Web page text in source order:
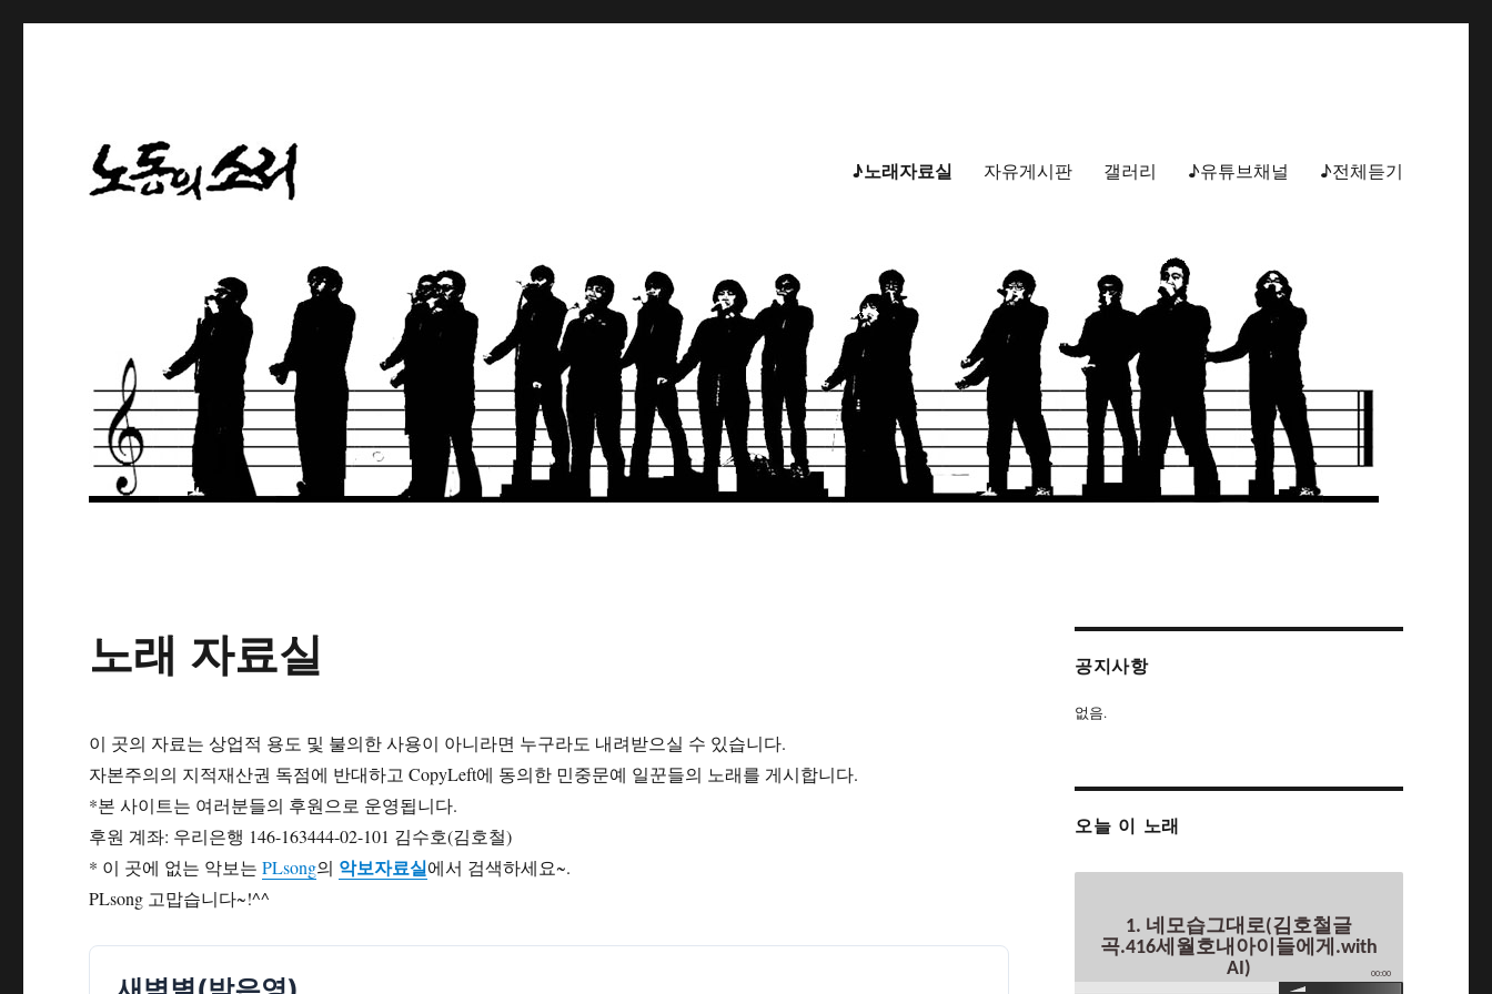
♪노래자료실 자유게시판 갤러리 ♪유튜브채널 ♪전체듣기
노래 자료실
이 곳의 자료는 상업적 용도 및 불의한 사용이 아니라면 누구라도 내려받으실 수 있습니다.
자본주의의 지적재산권 독점에 반대하고 CopyLeft에 동의한 민중문예 일꾼들의 노래를 게시합니다.
*본 사이트는 여러분들의 후원으로 운영됩니다.
후원 계좌: 우리은행 146-163444-02-101 김수호(김호철)
* 이 곳에 없는 악보는PLsong의 악보자료실에서 검색하세요~.
PLsong 고맙습니다~!^^
공지사항
없음.
오늘 이 노래
1. 네모습그대로(김호철글
곡.416세월호내아이들에게.with
AI)
00:00